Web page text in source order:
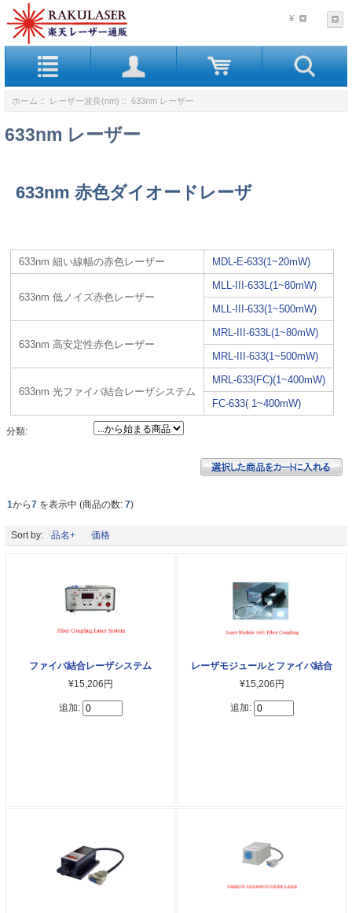
¥
ホーム :: レーザー波長(nm) :: 633nm レーザー
633nm レーザー
633nm 赤色ダイオードレーザ
633nm 細い線幅の赤色レーザー MDL-E-633(1~20mW)
633nm 低ノイズ赤色レーザー
MLL-III-633L(1~80mW)
MLL-III-633(1~500mW)
633nm 高安定性赤色レーザー
MRL-III-633L(1~80mW)
MRL-III-633(1~500mW)
633nm 光ファイバ結合レーザシステム
MRL-633(FC)(1~400mW)
FC-633( 1~400mW)
分類:
1から7 を表示中 (商品の数: 7)
Sort by: 品名+ 価格
ファイバ結合レーザシステム
¥15,206円
追加:
レーザモジュールとファイバ結合
¥15,206円
追加: